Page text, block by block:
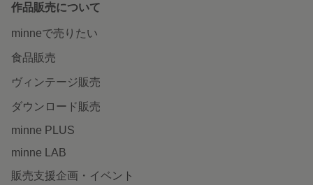
作品販売について
minneで売りたい
食品販売
ヴィンテージ販売
ダウンロード販売
minne PLUS
minne LAB
販売支援企画・イベント